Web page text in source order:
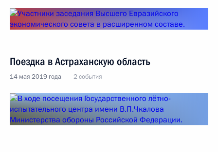
Поездка в Астраханскую область
14 мая 2019 года 2 события